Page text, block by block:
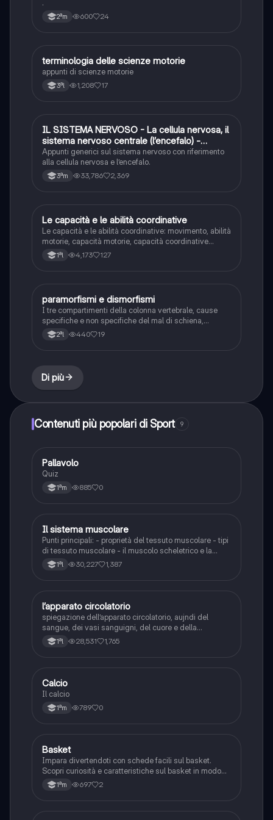
.
2ªm 600 24
Sport
terminologia delle scienze motorie
appunti di scienze motorie
3ªl 1,208 17
Scienze
IL SISTEMA NERVOSO - La cellula nervosa, il
sistema nervoso centrale (l’encefalo) -
Scienze - Biologia - Anatomia - Educazione
fisica
Appunti generici sul sistema nervoso con riferimento
alla cellula nervosa e l’encefalo.
3ªm 33,786 2,369
Sport
Le capacità e le abilità coordinative
Le capacità e le abilità coordinative: movimento, abilità
motorie, capacità motorie, capacità coordinative
(generali e speciali)
1ªl 4,173 127
Sport
paramorfismi e dismorfismi
I tre compartimenti della colonna vertebrale, cause
specifiche e non specifiche del mal di schiena,
paramorfismi e dismorfismi
2ªl 440 19
Di più
Contenuti più popolari di Sport 9
PSport
Pallavolo
Quiz
1ªm 885 0
Scienze
Il sistema muscolare
Punti principali: - proprietà del tessuto muscolare - tipi
di tessuto muscolare - il muscolo scheletrico e la
contrazione - tipi di fibre muscolari
1ªl 30,227 1,387
Scienze
l’apparato circolatorio
spiegazione dell’apparato circolatorio, aujndi del
sangue, dei vasi sanguigni, del cuore e della
circolazione sanguigna
1ªl 28,531 1,765
CSport
Calcio
Il calcio
1ªm 789 0
BSport
Basket
Impara divertendoti con schede facili sul basket.
Scopri curiosità e caratteristiche sul basket in modo
semplice e divertente!
1ªm 697 2